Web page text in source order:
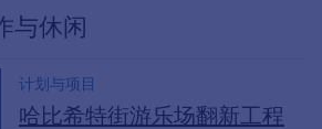
与休闲
计划与项目
哈比希特街游乐场翻新工程